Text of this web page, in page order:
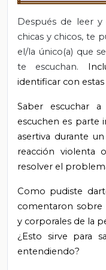
Después de leer
chicas y chicos, te
el/la único(a) que
te escuchan.
identificar con estas
Saber escuchar
escuchen es parte
asertiva durante
reacción violenta
resolver el
Como pudiste
comentaron sobre
y corporales de la
¿Esto sirve para
entendiendo?